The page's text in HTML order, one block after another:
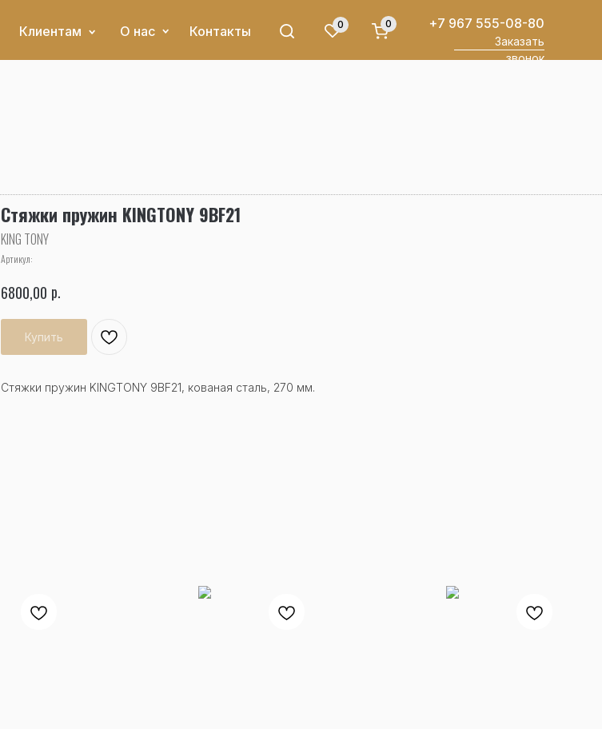
Контакты 0 0 +7 967 555-08-80
Заказать
звонок
Клиентам О нас
Стяжки пружин KINGTONY 9BF21
KING TONY
Артикул:
6800,00 р.
Купить
Стяжки пружин KINGTONY 9BF21, кованая сталь, 270 мм.